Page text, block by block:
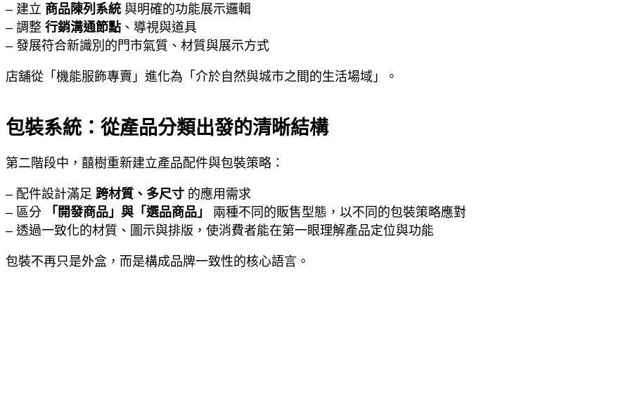
– 建立 商品陳列系統 與明確的功能展示邏輯
– 調整 行銷溝通節點 、導視與道具
– 發展符合新識別的門市氣質、材質與展示方式
店舖從「機能服飾專賣」進化為「介於自然與城市之間的生活場域」。
包裝系統：從產品分類出發的清晰結構
第二階段中，囍樹重新建立產品配件與包裝策略：
– 配件設計滿足 跨材質、多尺寸 的應用需求
– 區分
「開發商品」與「選品商品」
兩種不同的販售型態，以不同的包裝策略應對
– 透過一致化的材質、圖示與排版，使消費者能在第一眼理解產品定位與功能
包裝不再只是外盒，而是構成品牌一致性的核心語言。